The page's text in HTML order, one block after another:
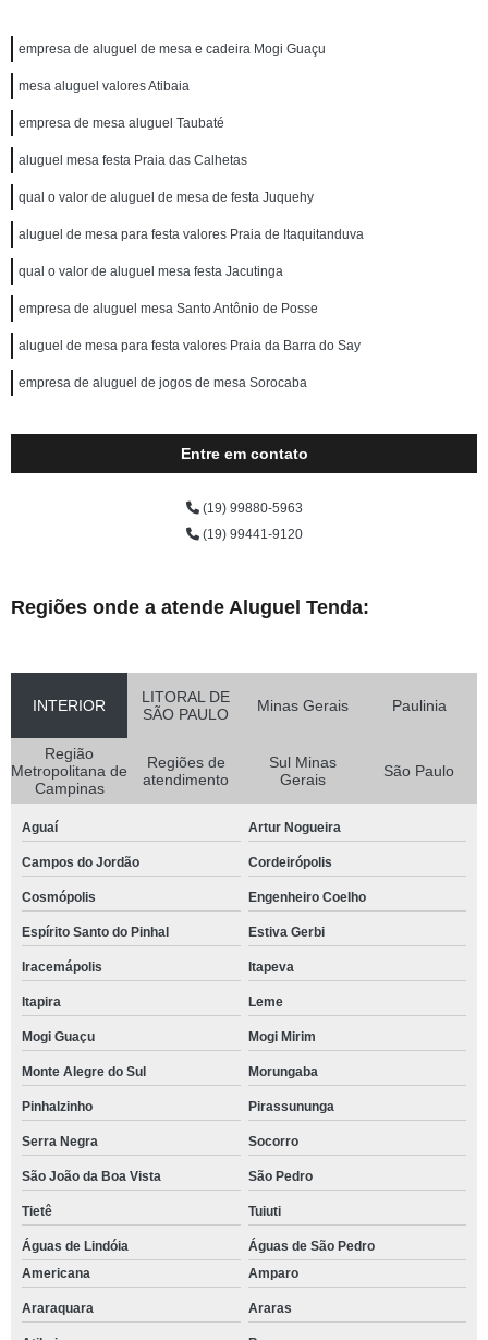
empresa de aluguel de mesa e cadeira Mogi Guaçu
mesa aluguel valores Atibaia
empresa de mesa aluguel Taubaté
aluguel mesa festa Praia das Calhetas
qual o valor de aluguel de mesa de festa Juquehy
aluguel de mesa para festa valores Praia de Itaquitanduva
qual o valor de aluguel mesa festa Jacutinga
empresa de aluguel mesa Santo Antônio de Posse
aluguel de mesa para festa valores Praia da Barra do Say
empresa de aluguel de jogos de mesa Sorocaba
Entre em contato
(19) 99880-5963
(19) 99441-9120
Regiões onde a atende Aluguel Tenda:
INTERIOR
LITORAL DE
SÃO PAULO
Minas Gerais Paulinia
Região
Metropolitana de
Campinas
Regiões de
atendimento
Sul Minas
Gerais
São Paulo
Aguaí Artur Nogueira
Campos do Jordão Cordeirópolis
Cosmópolis Engenheiro Coelho
Espírito Santo do Pinhal Estiva Gerbi
Iracemápolis Itapeva
Itapira Leme
Mogi Guaçu Mogi Mirim
Monte Alegre do Sul Morungaba
Pinhalzinho Pirassununga
Serra Negra Socorro
São João da Boa Vista São Pedro
Tietê Tuiuti
Águas de Lindóia
Águas de São Pedro
Americana
Amparo
Araraquara Araras